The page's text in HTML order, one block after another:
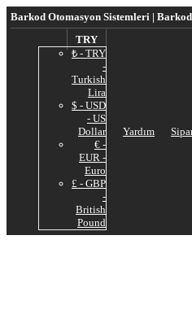
Barkod Otomasyon Sistemleri |
TRY
₺ - TRY
-
Turkish
Lira
$ - USD
- US
Dollar
€ -
EUR -
Euro
£ - GBP
-
British
Pound
Yardım